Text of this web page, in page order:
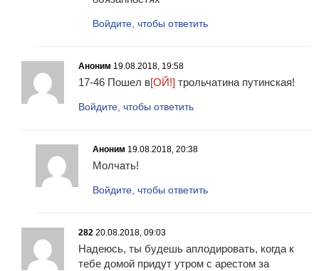
Войдите, чтобы ответить
Аноним 19.08.2018, 19:58
17-46 Пошел в[ОЙ!] трольчатина путинская!
Войдите, чтобы ответить
Аноним 19.08.2018, 20:38
Молчать!
Войдите, чтобы ответить
282 20.08.2018, 09:03
Надеюсь, ты будешь аплодировать, когда к
тебе домой придут утром с арестом за